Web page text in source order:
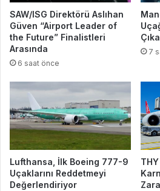
SAW/ISG Direktörü Aslıhan
Güven “Airport Leader of
the Future” Finalistleri
Arasında
6 saat önce
7
Lufthansa, İlk Boeing 777-9
Uçaklarını Reddetmeyi
Değerlendiriyor